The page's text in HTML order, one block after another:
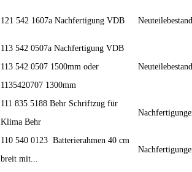
121 542 1607a Nachfertigung VDB Neuteilebestand
113 542 0507a Nachfertigung VDB
113 542 0507 1500mm oder
1135420707 1300mm
Neuteilebestand
111 835 5188 Behr Schriftzug für
Klima Behr
110 540 0123 Batterierahmen 40 cm
breit mit...